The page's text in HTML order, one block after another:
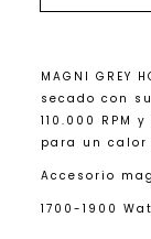
MAGNI GREY
secado con
110.000
para un calor
Accesorio
1700-1900